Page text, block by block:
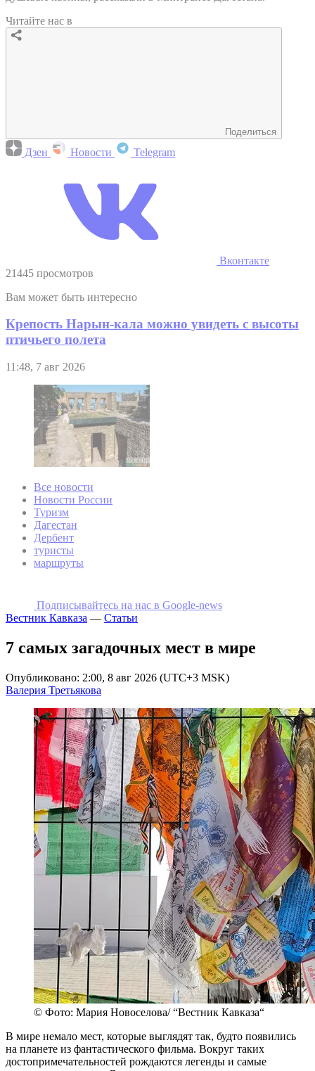
Читайте нас в
Поделиться
Дзен Новости Telegram
Вконтакте
21445 просмотров
Вам может быть интересно
Крепость Нарын-кала можно увидеть с высоты
птичьего полета
11:48, 7 авг 2026
Все новости
Новости России
Туризм
Дагестан
Дербент
туристы
маршруты
Подписывайтесь на наc в Google-news
Вестник Кавказа — Статьи
7 самых загадочных мест в мире
Опубликовано: 2:00, 8 авг 2026 (UTC+3 MSK)
Валерия Третьякова
© Фото: Мария Новоселова/ “Вестник Кавказа“
В мире немало мест, которые выглядят так, будто появились
на планете из фантастического фильма. Вокруг таких
достопримечательностей рождаются легенды и самые